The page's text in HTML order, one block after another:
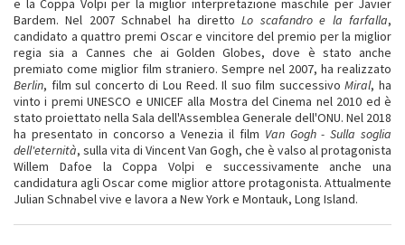
e la Coppa Volpi per la miglior interpretazione maschile per Javier
Bardem. Nel 2007 Schnabel ha direttoLo scafandro e la farfalla,
candidato a quattro premi Oscar e vincitore del premio per la miglior
regia sia a Cannes che ai Golden Globes, dove è stato anche
premiato come miglior film straniero. Sempre nel 2007, ha realizzato
Berlin, film sul concerto di Lou Reed. Il suo film successivoMiral, ha
vinto i premi UNESCO e UNICEF alla Mostra del Cinema nel 2010 ed è
stato proiettato nella Sala dell'Assemblea Generale dell'ONU. Nel 2018
ha presentato in concorso a Venezia il film Van Gogh - Sulla soglia
dell'eternità, sulla vita di Vincent Van Gogh, che è valso al protagonista
Willem Dafoe la Coppa Volpi e successivamente anche una
candidatura agli Oscar come miglior attore protagonista. Attualmente
Julian Schnabel vive e lavora a New York e Montauk, Long Island.